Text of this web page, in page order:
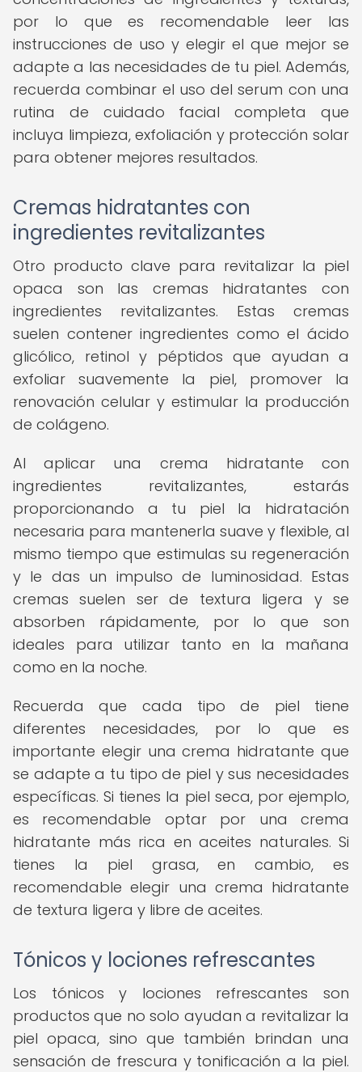
por lo que es recomendable leer las
instrucciones de uso y elegir el que mejor se
adapte a las necesidades de tu piel. Además,
recuerda combinar el uso del serum con una
rutina de cuidado facial completa que
incluya limpieza, exfoliación y protección solar
para obtener mejores resultados.
Cremas hidratantes con
ingredientes revitalizantes
Otro producto clave para revitalizar la piel
opaca son las cremas hidratantes con
ingredientes revitalizantes. Estas cremas
suelen contener ingredientes como el ácido
glicólico, retinol y péptidos que ayudan a
exfoliar suavemente la piel, promover la
renovación celular y estimular la producción
de colágeno.
Al aplicar una crema hidratante con
ingredientes revitalizantes, estarás
proporcionando a tu piel la hidratación
necesaria para mantenerla suave y flexible, al
mismo tiempo que estimulas su regeneración
y le das un impulso de luminosidad. Estas
cremas suelen ser de textura ligera y se
absorben rápidamente, por lo que son
ideales para utilizar tanto en la mañana
como en la noche.
Recuerda que cada tipo de piel tiene
diferentes necesidades, por lo que es
importante elegir una crema hidratante que
se adapte a tu tipo de piel y sus necesidades
específicas. Si tienes la piel seca, por ejemplo,
es recomendable optar por una crema
hidratante más rica en aceites naturales. Si
tienes la piel grasa, en cambio, es
recomendable elegir una crema hidratante
de textura ligera y libre de aceites.
Tónicos y lociones refrescantes
Los tónicos y lociones refrescantes son
productos que no solo ayudan a revitalizar la
piel opaca, sino que también brindan una
sensación de frescura y tonificación a la piel.